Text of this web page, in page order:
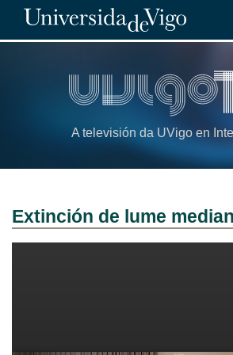
A televisión da UVigo en
Extinción de lume